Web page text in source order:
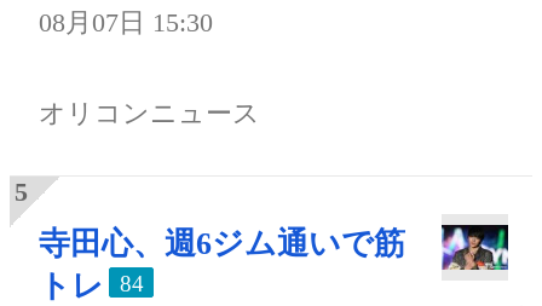
08月07日 15:30
オリコンニュース
寺田心、週6ジム通いで筋
トレ
84